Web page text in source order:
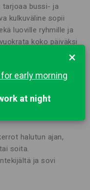
bussi- ja
kulkuväline sopii
luoville ryhmille ja
koko päiväksi
aina käsillä. Se on
halutun ajan,
soita.
ja sovi
×
early morning
at night